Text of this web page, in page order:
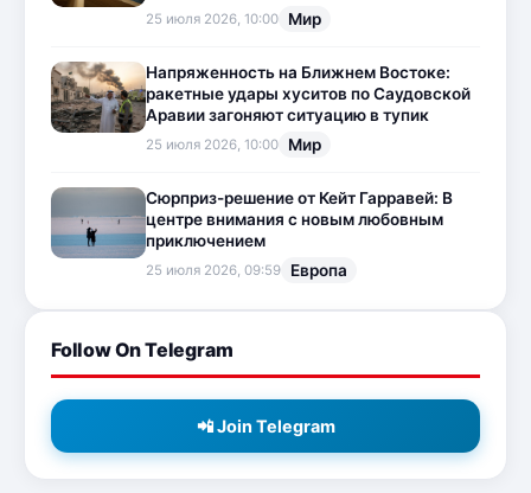
25 июля 2026, 10:00 Мир
Напряженность на Ближнем Востоке:
ракетные удары хуситов по Саудовской
Аравии загоняют ситуацию в тупик
25 июля 2026, 10:00 Мир
Сюрприз-решение от Кейт Гарравей: В
центре внимания с новым любовным
приключением
25 июля 2026, 09:59 Европа
Follow On Telegram
📲 Join Telegram